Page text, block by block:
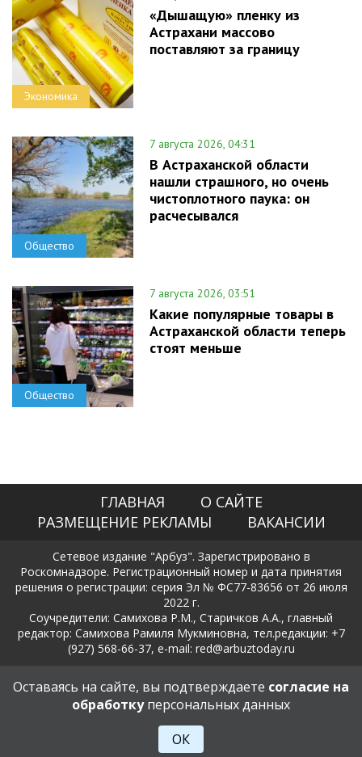
Экономика
«Дышащую» пленку из
Астрахани массово
поставляют за границу
Общество
7 августа 2026, 04:31
В Астраханской области
нашли страшного, но очень
чистоплотного паука: он
расчесывался
Общество
7 августа 2026, 03:51
Какие популярные товары в
Астраханской области теперь
стоят меньше
ГЛАВНАЯ
О САЙТЕ
РАЗМЕЩЕНИЕ РЕКЛАМЫ
ВАКАНСИИ
Сетевое издание "Арбуз". Зарегистрировано в
Роскомнадзоре. Регистрационный номер и дата принятия
решения о регистрации: серия Эл № ФС77-83656 от 26 июля
2022 г.
Соучредители: Самихова Р.М., Старичков А.А., главный
редактор: Самихова Рамиля Мукминовна, тел.редакции: +7
(927) 568-66-37, e-mail: red@arbuztoday.ru
Политика в отношении обработки и защиты персональных
данных
18+
Оставаясь на сайте, вы подтверждаете согласие на
обработкуперсональных данных
ОК